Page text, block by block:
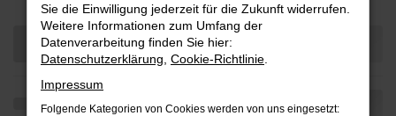
Sie die Einwilligung jederzeit für die Zukunft widerrufen.
Weitere Informationen zum Umfang der
Datenverarbeitung finden Sie hier:
Datenschutzerklärung Cookie-Richtlinie
Impressum
Folgende Kategorien von Cookies werden von uns eingesetzt: